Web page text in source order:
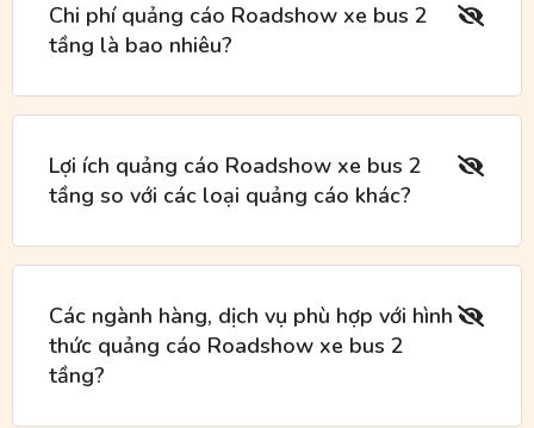
Chi phí quảng cáo Roadshow xe bus 2
tầng là bao nhiêu?
Lợi ích quảng cáo Roadshow xe bus 2
tầng so với các loại quảng cáo khác?
Các ngành hàng, dịch vụ phù hợp với hình
thức quảng cáo Roadshow xe bus 2
tầng?